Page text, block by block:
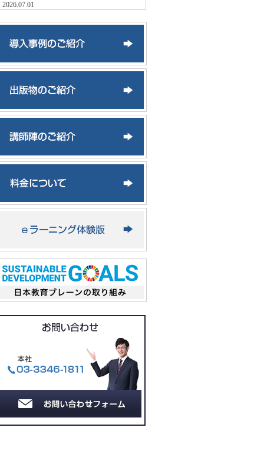
2026.07.01
2026.06.16
が必要——のご提案
2026.03.20
える人材育成——のご提案
「真の値上げ交渉力」— 安易な交渉の危
「モラル低下若手社員」— 自分で考える
2026.02.09
「来期目標の設定」— 部門目標設定の鍵
—のご提案
2026.01.28
「AI・SNS世代の新入社員」— 育成のポ
イント—のご提案
2026.01.12
況と対応法—のご提案
「AI時代の営業力」— 住宅営業の人間力
強化—のご提案
2025.12.05
「管理者の働き方改革」— 管理者が疲弊
している—のご提案
2025.11.24